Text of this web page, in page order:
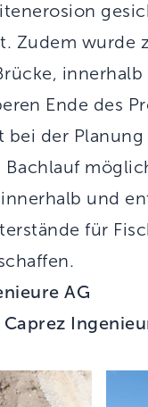
Zudem wurde
Ende des
bei der
Bachlauf
und
für
AG